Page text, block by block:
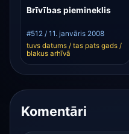
Brīvības piemineklis
#512 / 11. janvāris 2008
tuvs datums / tas pats gads /
blakus arhīvā
Komentāri